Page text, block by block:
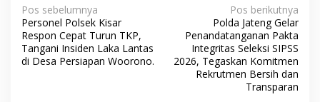
Navigasi
pos
Pos sebelumnya
Personel Polsek Kisar
Respon Cepat Turun TKP,
Tangani Insiden Laka Lantas
di Desa Persiapan Woorono.
Pos berikutnya
Polda Jateng Gelar
Penandatanganan Pakta
Integritas Seleksi SIPSS
2026, Tegaskan Komitmen
Rekrutmen Bersih dan
Transparan